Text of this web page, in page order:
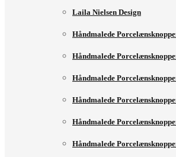
Laila Nielsen Design
Håndmalede
Håndmalede
Håndmalede
Håndmalede
Håndmalede
Håndmalede